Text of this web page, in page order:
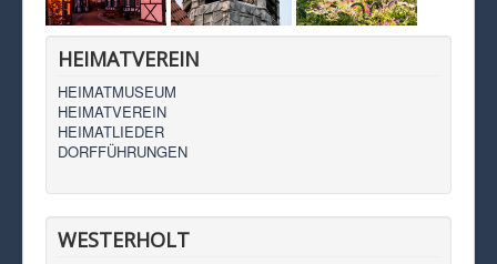
HEIMATVEREIN
HEIMATMUSEUM
HEIMATVEREIN
HEIMATLIEDER
DORFFÜHRUNGEN
WESTERHOLT